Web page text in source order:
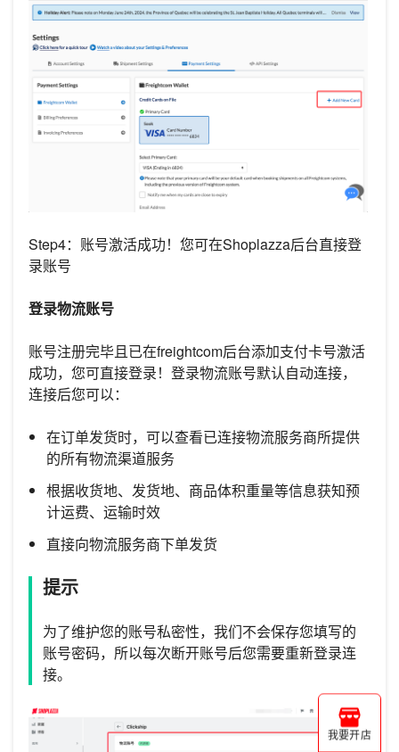
Step4：账号激活成功！您可在Shoplazza后台直接登
录账号
登录物流账号
账号注册完毕且已在freightcom后台添加支付卡号激活
成功，您可直接登录！登录物流账号默认自动连接，
连接后您可以：
在订单发货时，可以查看已连接物流服务商所提供
的所有物流渠道服务
根据收货地、发货地、商品体积重量等信息获知预
计运费、运输时效
直接向物流服务商下单发货
提示
为了维护您的账号私密性，我们不会保存您填写的
账号密码，所以每次断开账号后您需要重新登录连
接。
我要开店